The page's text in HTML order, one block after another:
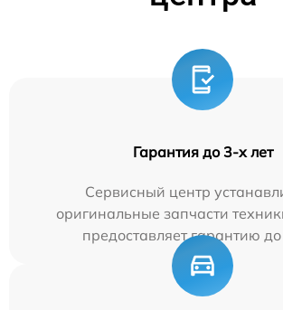
Гарантия до 3-х лет
Сервисный центр
оригинальные запчасти
предоставляет гарантию до